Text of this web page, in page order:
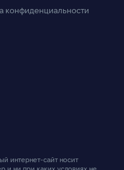
конфиденциальности
интернет-сайт носит